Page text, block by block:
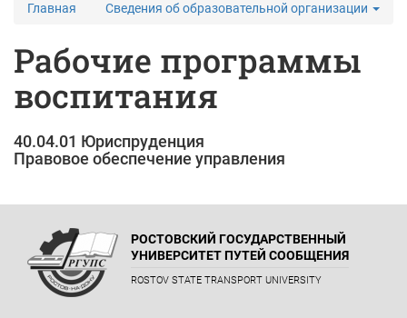
Главная Сведения об образовательной организации
Рабочие программы
воспитания
40.04.01 Юриспруденция
Правовое обеспечение управления
РОСТОВСКИЙ ГОСУДАРСТВЕННЫЙ
УНИВЕРСИТЕТ ПУТЕЙ СООБЩЕНИЯ
ROSTOV STATE TRANSPORT UNIVERSITY